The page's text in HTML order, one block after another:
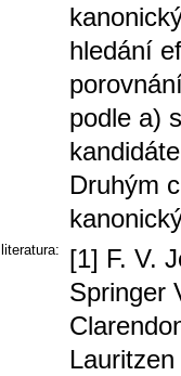
hledání
podle a)
Druhým
literatura:
[1] F. V.
Springer